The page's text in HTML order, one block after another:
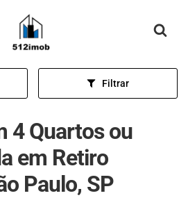
Página inicial
Filtrar
4 Quartos ou
em Retiro
Paulo, SP